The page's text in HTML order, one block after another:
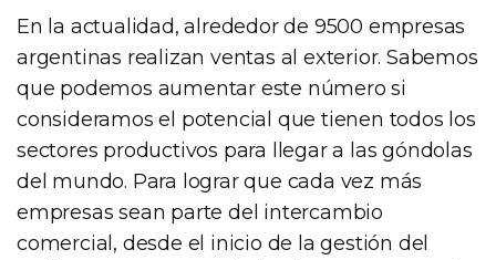
En la actualidad, alrededor de 9500 empresas
argentinas realizan ventas al exterior. Sabemos
que podemos aumentar este número si
consideramos el potencial que tienen todos los
sectores productivos para llegar a las góndolas
del mundo. Para lograr que cada vez más
empresas sean parte del intercambio
comercial, desde el inicio de la gestión del